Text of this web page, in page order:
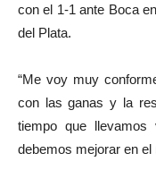
con el 1-1 ante Boca
del Plata.
“Me voy muy
con las ganas y la
tiempo que
debemos mejorar en el